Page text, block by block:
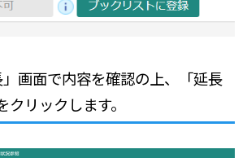
画面で内容を確認の上、「延長
リックします。